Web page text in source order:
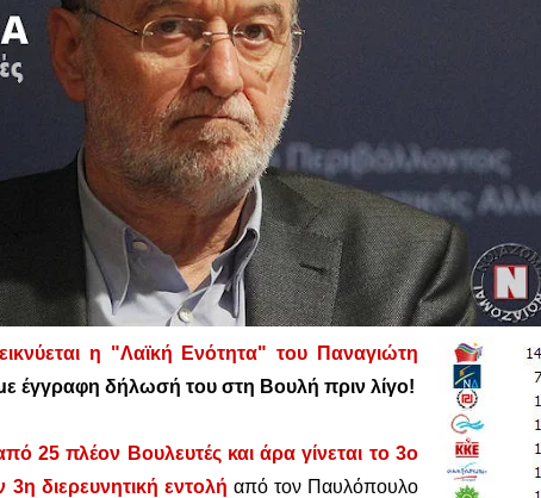
η "Λαϊκή Ενότητα" του Παναγιώτη
έγγραφη δήλωσή του στη Βουλή πριν λίγο!
25 πλέον Βουλευτές και άρα γίνεται το 3ο
διερευνητική εντολή από τον Παυλόπουλο